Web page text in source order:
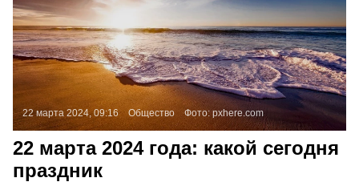
22 марта 2024, 09:16 Общество Фото: pxhere.com
22 марта 2024 года: какой сегодня
праздник